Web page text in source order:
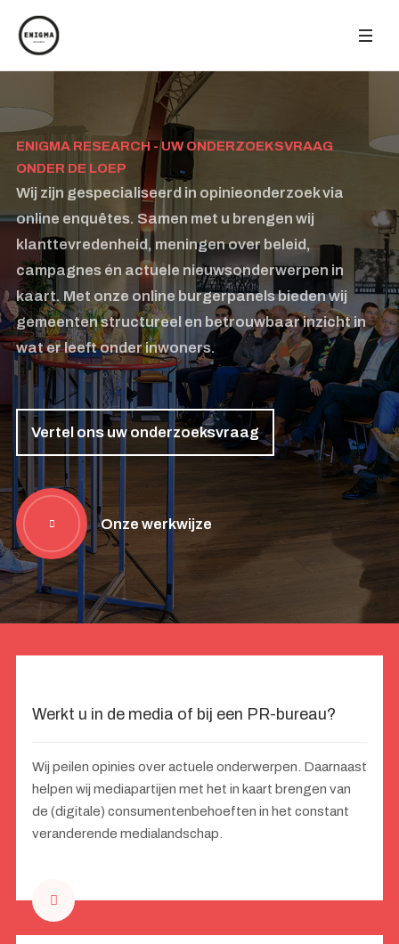
ENIGMA RESEARCH - UW ONDERZOEKSVRAAG
ONDER DE LOEP
Wij zijn gespecialiseerd in opinieonderzoek via
online enquêtes. Samen met u brengen wij
klanttevredenheid, meningen over beleid,
campagnes én actuele nieuwsonderwerpen in
kaart. Met onze online burgerpanels bieden wij
gemeenten structureel en betrouwbaar inzicht in
wat er leeft onder inwoners.
Vertel ons uw onderzoeksvraag
Onze werkwijze
Werkt u in de media of bij een PR-bureau?
Wij peilen opinies over actuele onderwerpen. Daarnaast
helpen wij mediapartijen met het in kaart brengen van
de (digitale) consumentenbehoeften in het constant
veranderende medialandschap.